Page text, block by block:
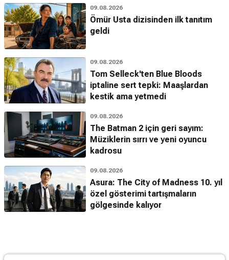
09.08.2026
Ömür Usta dizisinden ilk tanıtım
geldi
09.08.2026
Tom Selleck'ten Blue Bloods
iptaline sert tepki: Maaşlardan
kestik ama yetmedi
09.08.2026
The Batman 2 için geri sayım:
Müziklerin sırrı ve yeni oyuncu
kadrosu
09.08.2026
Asura: The City of Madness 10. yıl
özel gösterimi tartışmaların
gölgesinde kalıyor